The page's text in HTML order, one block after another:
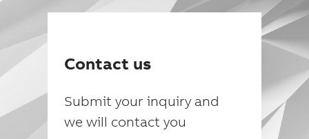
Contact us
Submit your inquiry and
we will contact you